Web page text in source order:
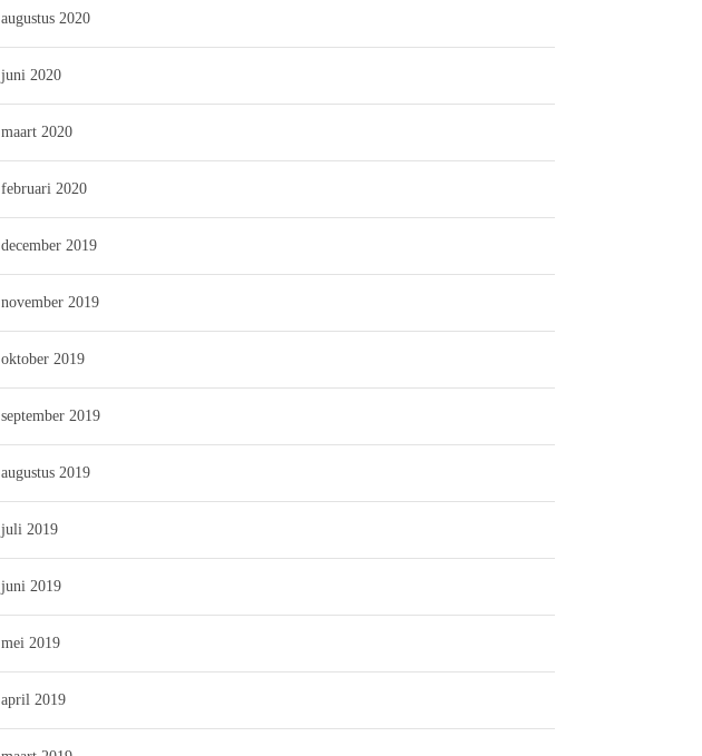
augustus 2020
juni 2020
maart 2020
februari 2020
december 2019
november 2019
oktober 2019
september 2019
augustus 2019
juli 2019
juni 2019
mei 2019
april 2019